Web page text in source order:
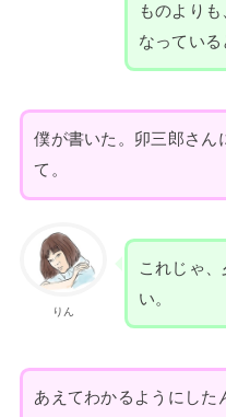
ものより
なっている
僕が書いた。卯三郎さん
て。
りん
これじゃ
い。
あえてわかるようにした